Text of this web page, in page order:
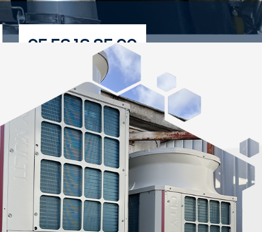
CLIMATIQUE À
SERVICE !
05 56 16 85 00